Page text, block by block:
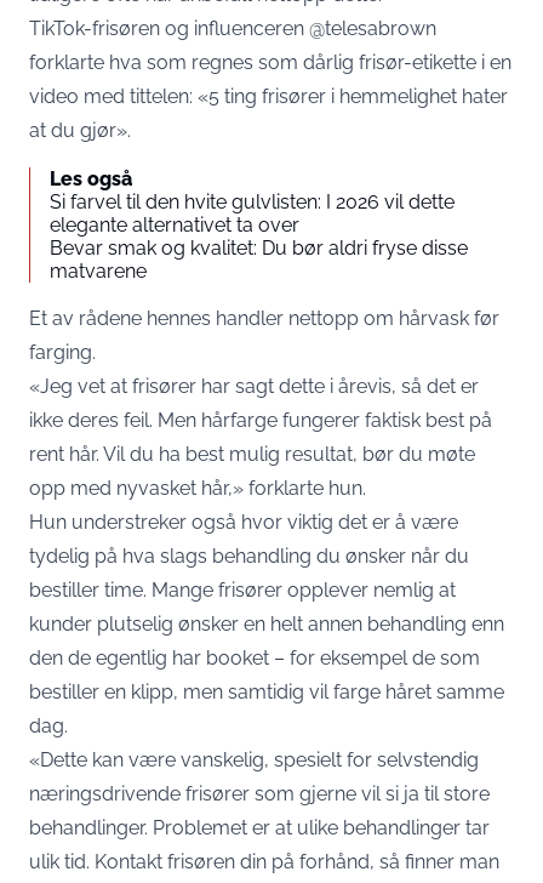
TikTok-frisøren og influenceren @telesabrown
forklarte hva som regnes som dårlig frisør-etikette i en
video med tittelen: «5 ting frisører i hemmelighet hater
at du gjør».
Les også
Si farvel til den hvite gulvlisten: I 2026 vil dette
elegante alternativet ta over
Bevar smak og kvalitet: Du bør aldri fryse disse
matvarene
Et av rådene hennes handler nettopp om hårvask før
farging.
«Jeg vet at frisører har sagt dette i årevis, så det er
ikke deres feil. Men hårfarge fungerer faktisk best på
rent hår. Vil du ha best mulig resultat, bør du møte
opp med nyvasket hår,» forklarte hun.
Hun understreker også hvor viktig det er å være
tydelig på hva slags behandling du ønsker når du
bestiller time. Mange frisører opplever nemlig at
kunder plutselig ønsker en helt annen behandling enn
den de egentlig har booket – for eksempel de som
bestiller en klipp, men samtidig vil farge håret samme
dag.
«Dette kan være vanskelig, spesielt for selvstendig
næringsdrivende frisører som gjerne vil si ja til store
behandlinger. Problemet er at ulike behandlinger tar
ulik tid. Kontakt frisøren din på forhånd, så finner man